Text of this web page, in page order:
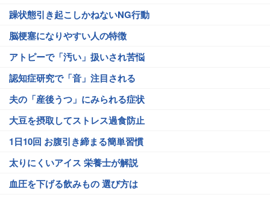
躁状態引き起こしかねないNG行動
脳梗塞になりやすい人の特徴
アトピーで「汚い」扱いされ苦悩
認知症研究で「音」注目される
夫の「産後うつ」にみられる症状
大豆を摂取してストレス過食防止
1日10回 お腹引き締まる簡単習慣
太りにくいアイス 栄養士が解説
血圧を下げる飲みもの 選び方は